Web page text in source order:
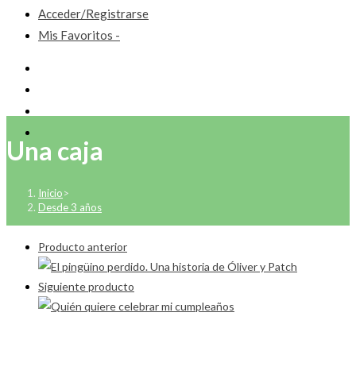
Acceder/Registrarse
Mis Favoritos -
Una caja
Inicio>
Desde 3 años
Producto anterior
Siguiente producto